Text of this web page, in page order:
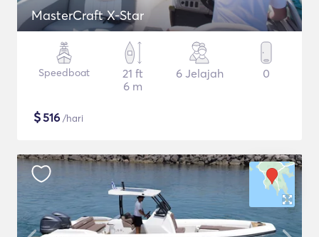
MasterCraft X-Star
Speedboat
21 ft
6 m
6 Jelajah 0
$516 /hari